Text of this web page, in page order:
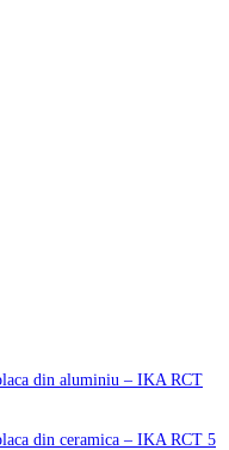
din aluminiu – IKA RCT
din ceramica – IKA RCT 5